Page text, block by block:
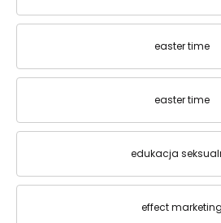
easter time
easter time
edukacja
effect marketing